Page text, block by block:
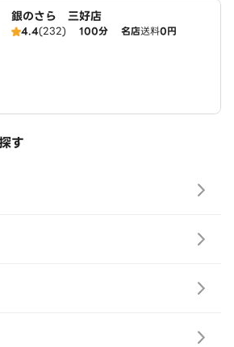
銀のさら 三好店
4.4(232) 100分 名店送料0円
す